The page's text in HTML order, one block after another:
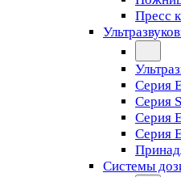
Пресс
Серия
Серия
Серия
Серия
Системы